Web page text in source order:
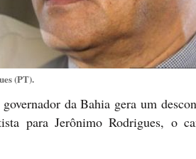
(PT).
da Bahia gera um
para Jerônimo Rodrigues, o